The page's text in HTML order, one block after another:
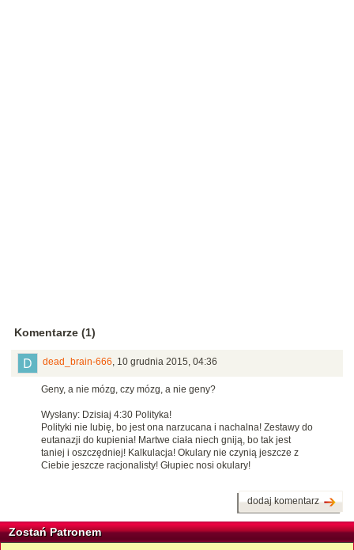
Komentarze (1)
dead_brain-666, 10 grudnia 2015, 04:36
Geny, a nie mózg, czy mózg, a nie geny?
Wysłany: Dzisiaj 4:30 Polityka!
Polityki nie lubię, bo jest ona narzucana i nachalna! Zestawy do
eutanazji do kupienia! Martwe ciała niech gniją, bo tak jest
taniej i oszczędniej! Kalkulacja! Okulary nie czynią jeszcze z
Ciebie jeszcze racjonalisty! Głupiec nosi okulary!
dodaj komentarz
Zostań Patronem